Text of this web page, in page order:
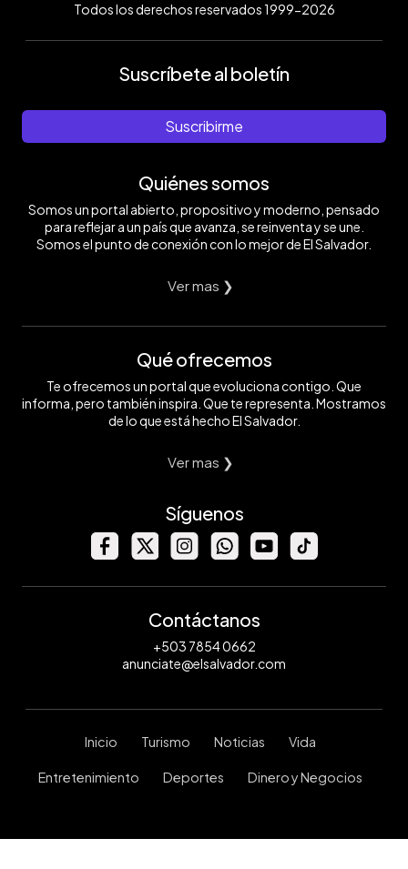
Todos los derechos reservados 1999-2026
Suscríbete al boletín
Suscribirme
Quiénes somos
Somos un portal abierto, propositivo y moderno, pensado
para reflejar a un país que avanza, se reinventa y se une.
Somos el punto de conexión con lo mejor de El Salvador.
Ver mas ❯
Qué ofrecemos
Te ofrecemos un portal que evoluciona contigo. Que
informa, pero también inspira. Que te representa. Mostramos
de lo que está hecho El Salvador.
Ver mas ❯
Síguenos
Contáctanos
+503 7854 0662
anunciate@elsalvador.com
Inicio Turismo Noticias Vida
Entretenimiento Deportes Dinero y Negocios